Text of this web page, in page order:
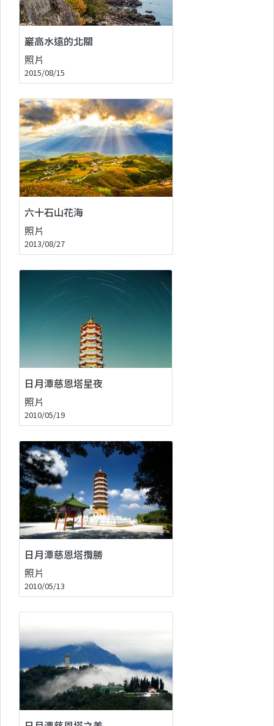
巖高水遠的北關
照片
2015/08/15
六十石山花海
照片
2013/08/27
日月潭慈恩塔星夜
照片
2010/05/19
日月潭慈恩塔攬勝
照片
2010/05/13